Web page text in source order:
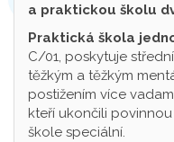
a praktickou školu
Praktická škola
C/01, poskytuje
těžkým a těžkým
postižením více
kteří ukončili
škole speciální.